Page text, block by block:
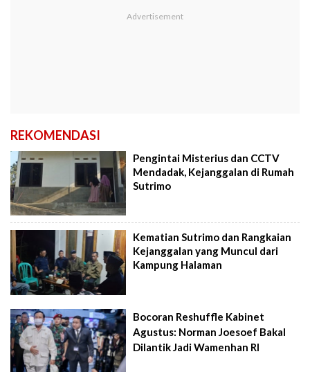
REKOMENDASI
Pengintai Misterius dan CCTV
Mendadak, Kejanggalan di Rumah
Sutrimo
Kematian Sutrimo dan Rangkaian
Kejanggalan yang Muncul dari
Kampung Halaman
Bocoran Reshuffle Kabinet
Agustus: Norman Joesoef Bakal
Dilantik Jadi Wamenhan RI